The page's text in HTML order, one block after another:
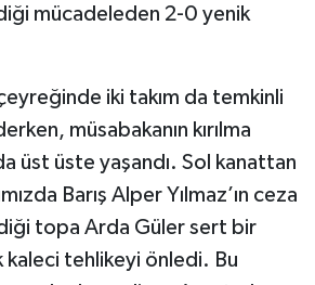
mücadeleden 2-0 yenik
çeyreğinde iki takım da temkinli
müsabakanın kırılma
üst üste yaşandı. Sol kanattan
Barış Alper Yılmaz’ın ceza
topa Arda Güler sert bir
kaleci tehlikeyi önledi. Bu